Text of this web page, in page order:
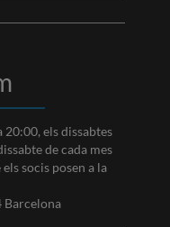
els dissabtes
de cada mes
socis posen a la
Barcelona